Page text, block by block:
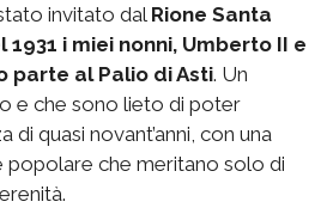
invitato dal Rione Santa
1931 i miei nonni, Umberto II e
parte al Palio di Asti. Un
e che sono lieto di poter
di quasi novant’anni, con una
popolare che meritano solo di